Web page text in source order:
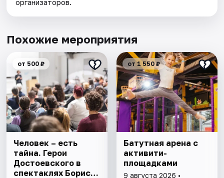
организаторов.
Похожие мероприятия
от 500 ₽
Человек – есть
тайна. Герои
Достоевского в
спектаклях Бориса
от 1 550 ₽
Батутная арена с
активити-
площадками
9 августа 2026 •